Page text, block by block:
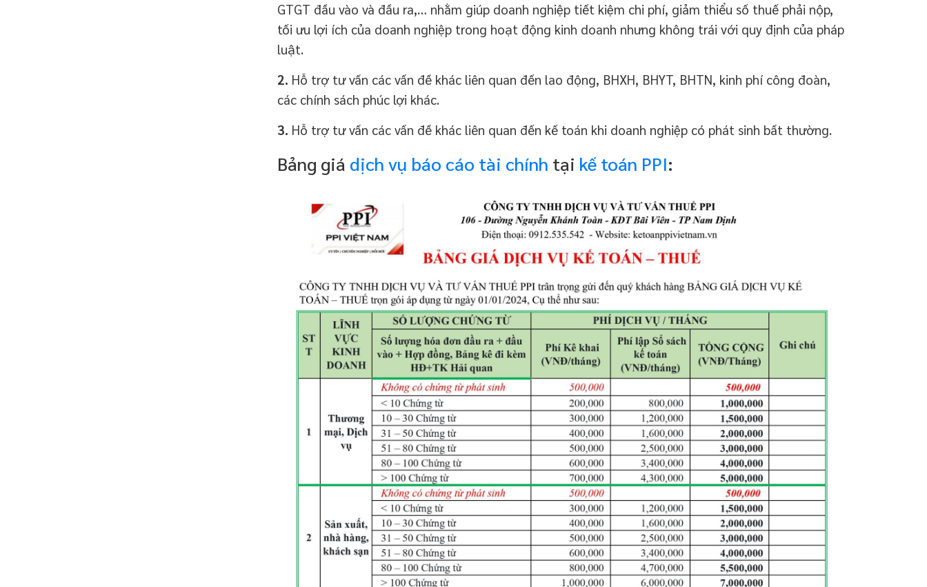
GTGT đầu vào và đầu ra,… nhằm giúp doanh nghiệp tiết kiệm chi phí, giảm thiểu số thuế phải nộp,
tối ưu lợi ích của doanh nghiệp trong hoạt động kinh doanh nhưng không trái với quy định của pháp
luật.
2. Hỗ trợ tư vấn các vấn đề khác liên quan đến lao động, BHXH, BHYT, BHTN, kinh phí công đoàn,
các chính sách phúc lợi khác.
3. Hỗ trợ tư vấn các vấn đề khác liên quan đến kế toán khi doanh nghiệp có phát sinh bất thường.
Bảng giá dịch vụ báo cáo tài chính tại kế toán PPI: